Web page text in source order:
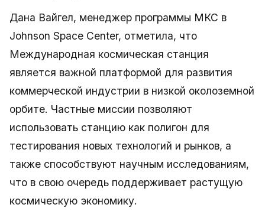
Дана Вайгел, менеджер программы МКС в
Johnson Space Center, отметила, что
Международная космическая станция
является важной платформой для развития
коммерческой индустрии в низкой околоземной
орбите. Частные миссии позволяют
использовать станцию как полигон для
тестирования новых технологий и рынков, а
также способствуют научным исследованиям,
что в свою очередь поддерживает растущую
космическую экономику.